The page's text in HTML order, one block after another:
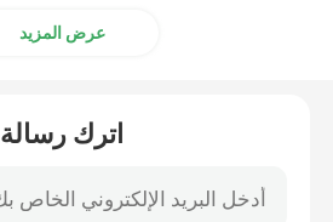
عرض المزيد
اترك رسالة